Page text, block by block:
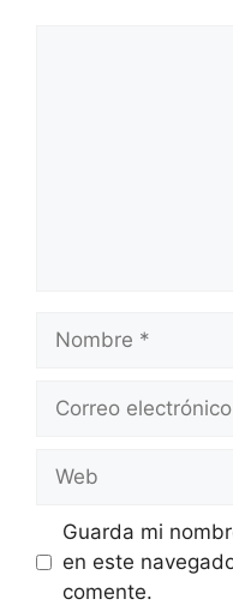
electrónico
Guarda mi
en este
comente.